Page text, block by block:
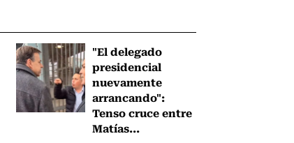
"El delegado
presidencial
nuevamente
arrancando":
Tenso cruce entre
Matías...